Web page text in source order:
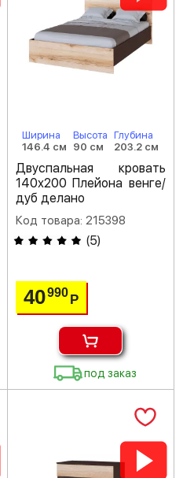
Ширина
146.4 см
Высота
90 см
Глубина
203.2 см
Двуспальная кровать
140х200 Плейона венге/
дуб делано
Код товара: 215398
(5)
40990 Р
под заказ